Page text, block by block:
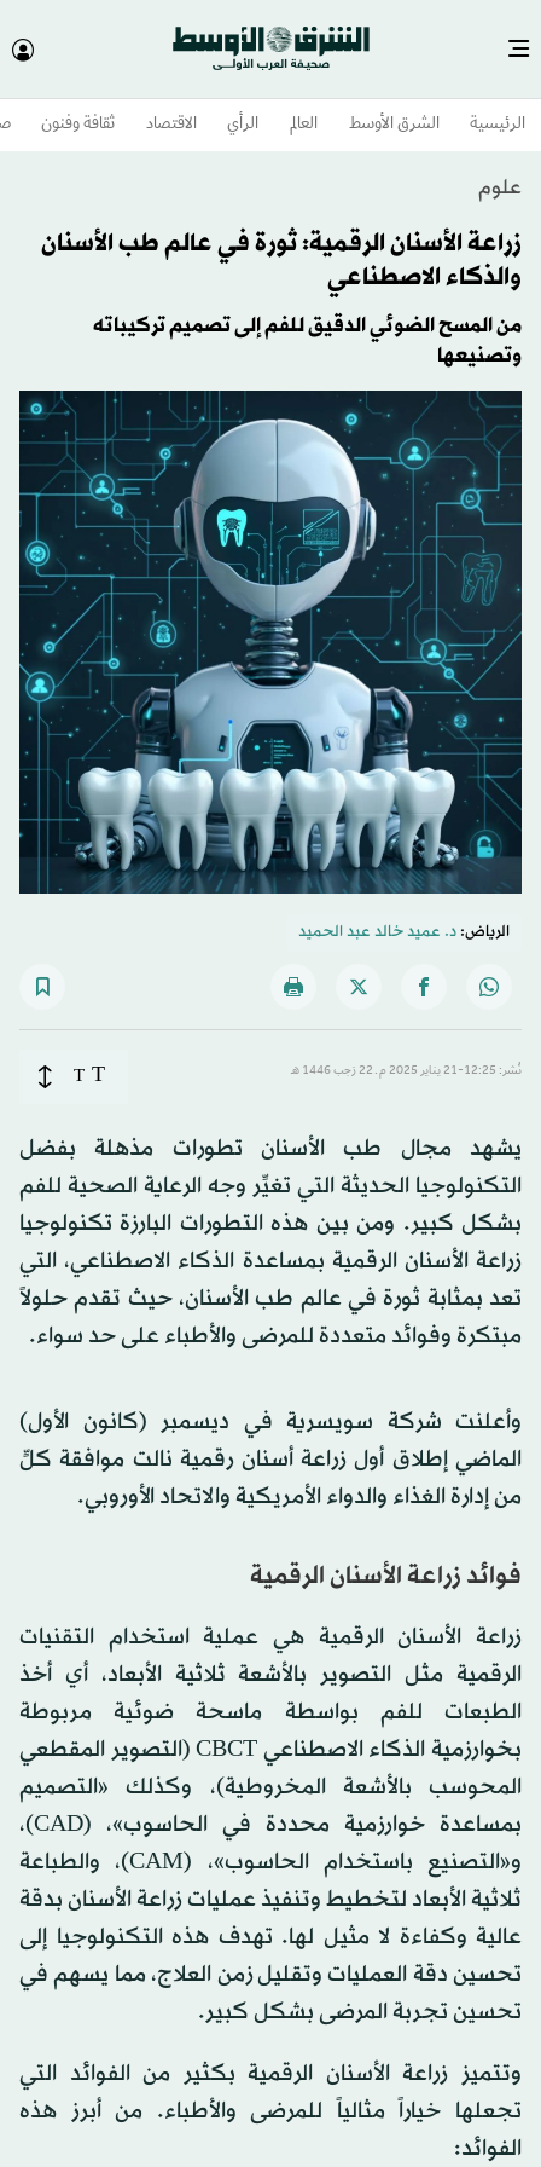
الرئيسية الشرق الأوسط​ العالم الرأي الاقتصاد ثقافة وفنون
علوم
زراعة الأسنان الرقمية: ثورة في عالم طب الأسنان
والذكاء الاصطناعي
من المسح الضوئي الدقيق للفم إلى تصميم تركيباته
وتصنيعها
الرياض:د. عميد خالد عبد الحميد
نُشر: 12:25-21 يناير 2025 م ـ 22 رَجب 1446 هـ T
T
يشهد مجال طب الأسنان تطورات مذهلة بفضل
التكنولوجيا الحديثة التي تغيِّر وجه الرعاية الصحية للفم
بشكل كبير. ومن بين هذه التطورات البارزة تكنولوجيا
زراعة الأسنان الرقمية بمساعدة الذكاء الاصطناعي، التي
تعد بمثابة ثورة في عالم طب الأسنان، حيث تقدم حلولاً
مبتكرة وفوائد متعددة للمرضى والأطباء على حد سواء.
وأعلنت شركة سويسرية في ديسمبر (كانون الأول)
الماضي إطلاق أول زراعة أسنان رقمية نالت موافقة كلٍّ
من إدارة الغذاء والدواء الأمريكية والاتحاد الأوروبي.
فوائد زراعة الأسنان الرقمية
زراعة الأسنان الرقمية هي عملية استخدام التقنيات
الرقمية مثل التصوير بالأشعة ثلاثية الأبعاد، أي أخذ
الطبعات للفم بواسطة ماسحة ضوئية مربوطة
بخوارزمية الذكاء الاصطناعي CBCT (التصوير المقطعي
المحوسب بالأشعة المخروطية)، وكذلك «التصميم
بمساعدة خوارزمية محددة في الحاسوب»، (CAD)،
و«التصنيع باستخدام الحاسوب»، (CAM)، والطباعة
ثلاثية الأبعاد لتخطيط وتنفيذ عمليات زراعة الأسنان بدقة
عالية وكفاءة لا مثيل لها. تهدف هذه التكنولوجيا إلى
تحسين دقة العمليات وتقليل زمن العلاج، مما يسهم في
تحسين تجربة المرضى بشكل كبير.
وتتميز زراعة الأسنان الرقمية بكثير من الفوائد التي
تجعلها خياراً مثالياً للمرضى والأطباء. من أبرز هذه
الفوائد: